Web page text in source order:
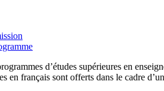
d’études supérieures en
en français sont offerts dans le cadre